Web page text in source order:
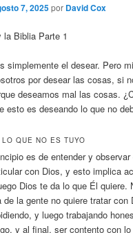
7, 2025por David Cox
la Biblia Parte 1
simplemente el desear. Pero
por desear las cosas, si
deseamos mal las cosas.
esto es deseando lo que no
QUE NO ES TUYO
es de entender y
con Dios, y esto implica
Dios te da lo que Él quiere.
de la gente no quiere tratar con
y luego trabajando
y al final, ser contento con